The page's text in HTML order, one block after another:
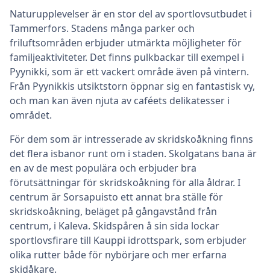
Naturupplevelser är en stor del av sportlovsutbudet i
Tammerfors. Stadens många parker och
friluftsområden erbjuder utmärkta möjligheter för
familjeaktiviteter. Det finns pulkbackar till exempel i
Pyynikki, som är ett vackert område även på vintern.
Från Pyynikkis utsiktstorn öppnar sig en fantastisk vy,
och man kan även njuta av caféets delikatesser i
området.
För dem som är intresserade av skridskoåkning finns
det flera isbanor runt om i staden. Skolgatans bana är
en av de mest populära och erbjuder bra
förutsättningar för skridskoåkning för alla åldrar. I
centrum är Sorsapuisto ett annat bra ställe för
skridskoåkning, beläget på gångavstånd från
centrum, i Kaleva. Skidspåren å sin sida lockar
sportlovsfirare till Kauppi idrottspark, som erbjuder
olika rutter både för nybörjare och mer erfarna
skidåkare.